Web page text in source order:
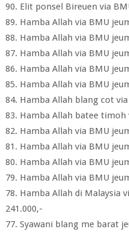
90. Elit ponsel Bireuen via
89. Hamba Allah via BMU
88. Hamba Allah via BMU
87. Hamba Allah via BMU
86. Hamba Allah via BMU
85. Hamba Allah via BMU
84. Hamba Allah blang cot
83. Hamba Allah batee timoh
82. Hamba Allah via BMU
81. Hamba Allah via BMU
80. Hamba Allah via BMU
79. Hamba Allah via BMU
78. Hamba Allah di Malaysia
241.000,-
77. Syawani blang me barat